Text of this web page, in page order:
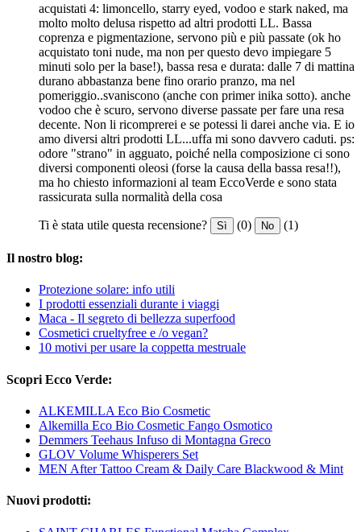
acquistati 4: limoncello, starry eyed, vodoo e stark naked, ma
molto molto delusa rispetto ad altri prodotti LL. Bassa
coprenza e pigmentazione, servono più e più passate (ok ho
acquistato toni nude, ma non per questo devo impiegare 5
minuti solo per la base!), bassa resa e durata: dalle 7 di mattina
durano abbastanza bene fino orario pranzo, ma nel
pomeriggio..svaniscono (anche con primer inika sotto). anche
vodoo che è scuro, servono diverse passate per fare una resa
decente. Non li ricomprerei e se potessi li darei anche via. E io
amo diversi altri prodotti LL...uffa mi sono davvero caduti. ps:
odore "strano" in agguato, poiché nella composizione ci sono
diversi componenti oleosi (forse la causa della bassa resa!!),
ma ho chiesto informazioni al team EccoVerde e sono stata
rassicurata sulla normalità della cosa
Ti è stata utile questa recensione? Sì (0) No (1)
Il nostro blog:
Protezione solare: info utili
I prodotti essenziali durante i viaggi
Maca - Il segreto di bellezza superfood
Cosmetici crueltyfree e /o vegan?
10 motivi per usare la coppetta mestruale
Scopri Ecco Verde:
ALKEMILLA Eco Bio Cosmetic
Alkemilla Eco Bio Cosmetic Fango Osmotico
Demmers Teehaus Infuso di Montagna Greco
GLOV Volume Whisperers Set
MEN After Tattoo Cream & Daily Care Blackwood & Mint
Nuovi prodotti: